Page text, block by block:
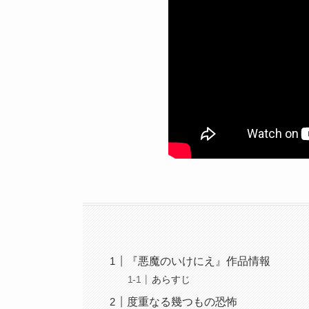
『悪魔のいけにえ』作品情報
あらすじ
度重なる幾つもの恐怖